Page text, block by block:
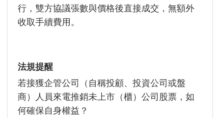
行，雙方協議張數與價格後直接成交，無額外
收取手續費用。
法規提醒
若接獲企管公司（自稱投顧、投資公司或盤
商）人員來電推銷未上市（櫃）公司股票，如
何確保自身權益？